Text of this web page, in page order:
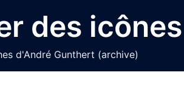
des icônes
d'André Gunthert (archive)